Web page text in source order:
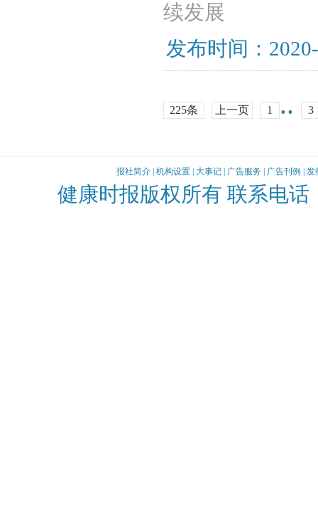
续发展
发布时间：
225条 上一页 1 .. 3
报社简介 机构设置 大事记 广告服务 广告刊例 发
健康时报版权所有 联系电话